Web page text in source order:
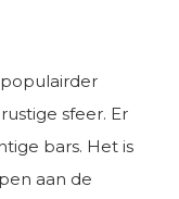
sfeer. Er
bars. Het is
aan de